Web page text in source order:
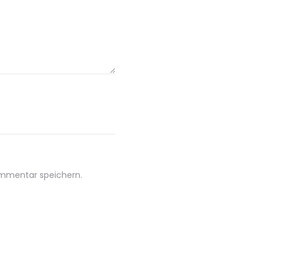
speichern.